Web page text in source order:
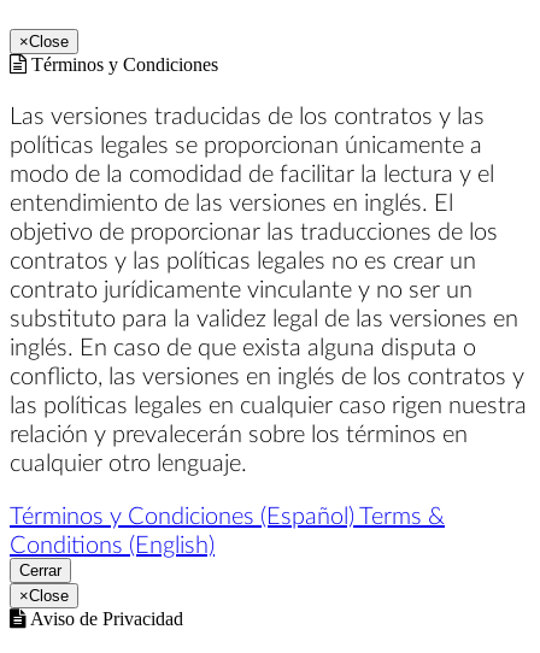
×Close
Términos y Condiciones
Las versiones traducidas de los contratos y las
políticas legales se proporcionan únicamente a
modo de la comodidad de facilitar la lectura y el
entendimiento de las versiones en inglés. El
objetivo de proporcionar las traducciones de los
contratos y las políticas legales no es crear un
contrato jurídicamente vinculante y no ser un
substituto para la validez legal de las versiones en
inglés. En caso de que exista alguna disputa o
conflicto, las versiones en inglés de los contratos y
las políticas legales en cualquier caso rigen nuestra
relación y prevalecerán sobre los términos en
cualquier otro lenguaje.
Términos y Condiciones (Español) Terms &
Conditions (English)
Cerrar
×Close
Aviso de Privacidad